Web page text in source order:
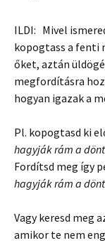
ILDI: Mivel
kopogtass a fenti
őket, aztán
megfordításra
hogyan igazak a
Pl. kopogtasd ki
hagyják rám a
Fordítsd meg így
hagyják rám a
Vagy keresd meg
amikor te nem